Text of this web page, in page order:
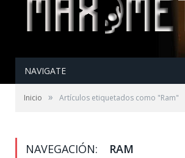
NAVIGATE
Inicio » Artículos etiquetados como "Ram"
NAVEGACIÓN: RAM